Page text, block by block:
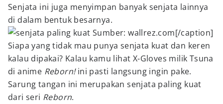
Senjata ini juga menyimpan banyak senjata lainnya
di dalam bentuk besarnya.
Sumber: wallrez.com[/caption]
Siapa yang tidak mau punya senjata kuat dan keren
kalau dipakai? Kalau kamu lihat X-Gloves milik Tsuna
di anime Reborn!ini pasti langsung ingin pake.
Sarung tangan ini merupakan senjata paling kuat
dari seri Reborn.